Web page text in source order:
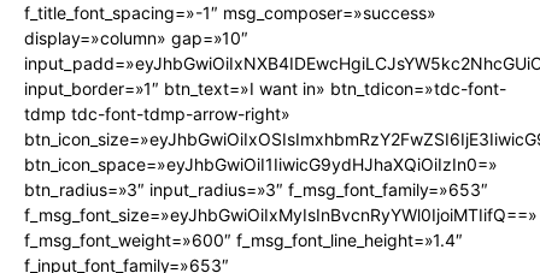
f_title_font_spacing=»-1″ msg_composer=»success»
display=»column» gap=»10″
input_border=»1″ btn_text=»I want in» btn_tdicon=»tdc-font-
tdmp tdc-font-tdmp-arrow-right»
btn_icon_space=»eyJhbGwiOiI1IiwicG9ydHJhaXQiOiIzIn0=»
btn_radius=»3″ input_radius=»3″ f_msg_font_family=»653″
f_msg_font_size=»eyJhbGwiOiIxMyIsInBvcnRyYWl0IjoiMTIifQ==»
f_msg_font_weight=»600″ f_msg_font_line_height=»1.4″
f_input_font_family=»653″